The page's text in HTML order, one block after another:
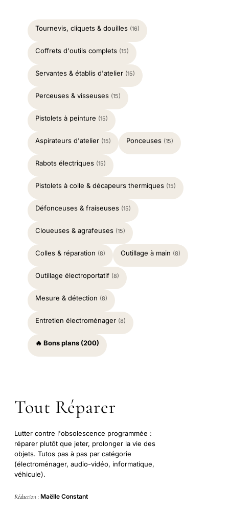
Tournevis, cliquets & douilles (16)
Coffrets d'outils complets (15)
Servantes & établis d'atelier (15)
Perceuses & visseuses (15)
Pistolets à peinture (15)
Aspirateurs d'atelier (15) Ponceuses (15)
Rabots électriques (15)
Pistolets à colle & décapeurs thermiques (15)
Défonceuses & fraiseuses (15)
Cloueuses & agrafeuses (15)
Colles & réparation (8) Outillage à main (8)
Outillage électroportatif (8)
Mesure & détection (8)
Entretien électroménager (8)
🔥 Bons plans (200)
Tout Réparer
Lutter contre l'obsolescence programmée :
réparer plutôt que jeter, prolonger la vie des
objets. Tutos pas à pas par catégorie
(électroménager, audio-vidéo, informatique,
véhicule).
Rédaction : Maëlle Constant